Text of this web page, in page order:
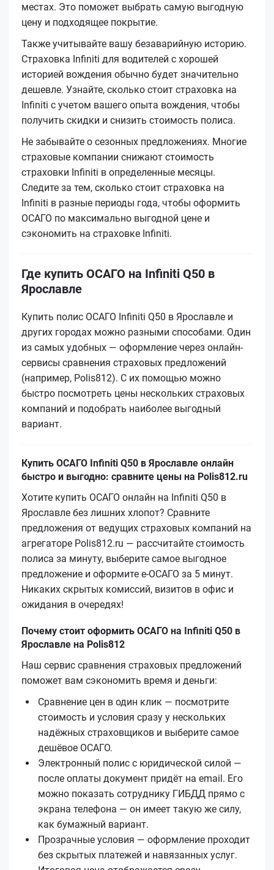
местах. Это поможет выбрать самую выгодную
цену и подходящее покрытие.
Также учитывайте вашу безаварийную историю.
Страховка Infiniti для водителей с хорошей
историей вождения обычно будет значительно
дешевле. Узнайте, сколько стоит страховка на
Infiniti с учетом вашего опыта вождения, чтобы
получить скидки и снизить стоимость полиса.
Не забывайте о сезонных предложениях. Многие
страховые компании снижают стоимость
страховки Infiniti в определенные месяцы.
Следите за тем, сколько стоит страховка на
Infiniti в разные периоды года, чтобы оформить
ОСАГО по максимально выгодной цене и
сэкономить на страховке Infiniti.
Где купить ОСАГО на Infiniti Q50 в
Ярославле
Купить полис ОСАГО Infiniti Q50 в Ярославле и
других городах можно разными способами. Один
из самых удобных — оформление через онлайн-
сервисы сравнения страховых предложений
(например, Polis812). С их помощью можно
быстро посмотреть цены нескольких страховых
компаний и подобрать наиболее выгодный
вариант.
Купить ОСАГО Infiniti Q50 в Ярославле онлайн
быстро и выгодно: сравните цены на Polis812.ru
Хотите купить ОСАГО онлайн на Infiniti Q50 в
Ярославле без лишних хлопот? Сравните
предложения от ведущих страховых компаний на
агрегаторе Polis812.ru — рассчитайте стоимость
полиса за минуту, выберите самое выгодное
предложение и оформите е‑ОСАГО за 5 минут.
Никаких скрытых комиссий, визитов в офис и
ожидания в очередях!
Почему стоит оформить ОСАГО на Infiniti Q50 в
Ярославле на Polis812
Наш сервис сравнения страховых предложений
поможет вам сэкономить время и деньги:
Сравнение цен в один клик — посмотрите
стоимость и условия сразу у нескольких
надёжных страховщиков и выберите самое
дешёвое ОСАГО.
Электронный полис с юридической силой —
после оплаты документ придёт на email. Его
можно показать сотруднику ГИБДД прямо с
экрана телефона — он имеет такую же силу,
как бумажный вариант.
Прозрачные условия — оформление проходит
без скрытых платежей и навязанных услуг.